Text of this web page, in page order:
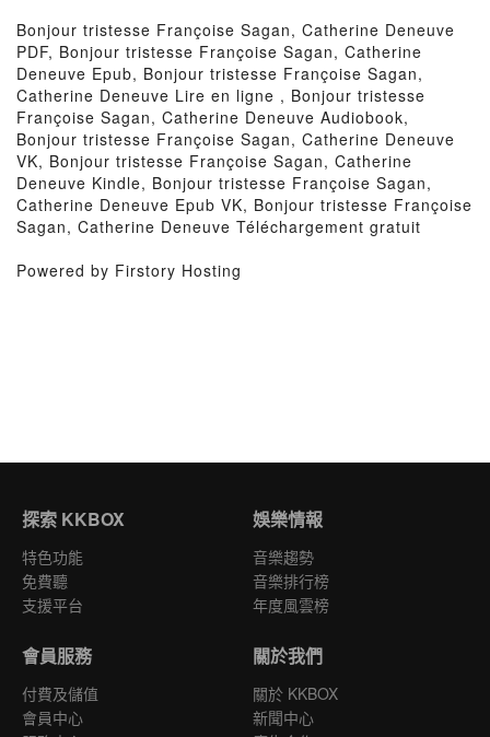
Bonjour tristesse Françoise Sagan, Catherine Deneuve
PDF, Bonjour tristesse Françoise Sagan, Catherine
Deneuve Epub, Bonjour tristesse Françoise Sagan,
Catherine Deneuve Lire en ligne , Bonjour tristesse
Françoise Sagan, Catherine Deneuve Audiobook,
Bonjour tristesse Françoise Sagan, Catherine Deneuve
VK, Bonjour tristesse Françoise Sagan, Catherine
Deneuve Kindle, Bonjour tristesse Françoise Sagan,
Catherine Deneuve Epub VK, Bonjour tristesse Françoise
Sagan, Catherine Deneuve Téléchargement gratuit
Powered by Firstory Hosting
探索 KKBOX
特色功能
免費聽
支援平台
娛樂情報
音樂趨勢
音樂排行榜
年度風雲榜
會員服務
付費及儲值
會員中心
關於我們
關於 KKBOX
新聞中心